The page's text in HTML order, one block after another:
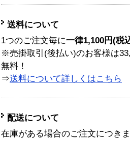
送料について
1つのご注文毎に一律1,100円(税
※売掛取引(後払い)のお客様は
無料！
⇒送料について詳しくはこちら
配送について
在庫がある場合のご注文につき